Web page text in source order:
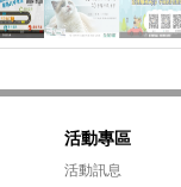
活動專區
活動訊息